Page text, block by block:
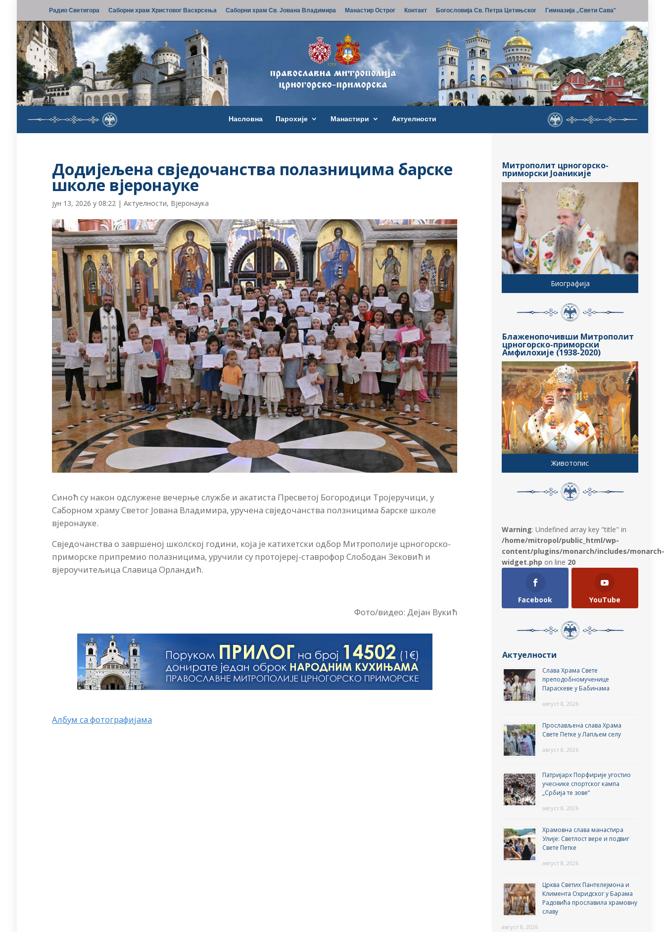
Радио Светигора Саборни храм Христовог Васкрсења Саборни храм Св. Јована Владимира Манастир Острог Контакт Богословија Св. Петра Цетињског Гимназија „Свети Сава“
Насловна Парохије Манастири Актуелности
Додијељена свједочанства полазницима барске
школе вјеронауке
јун 13, 2026 у 08:22 |Актуелности, Вјеронаука
Синоћ су након одслужене вечерње службе и акатиста Пресветој Богородици Тројеручици, у
Саборном храму Светог Јована Владимира, уручена свједочанства ползницима барске школе
вјеронауке.
Свједочанства о завршеној школској години, која је катихетски одбор Митрополије црногорско-
приморске припремио полазницима, уручили су протојереј-ставрофор Слободан Зековић и
вјероучитељица Славица Орландић.
Фото/видео: Дејан Вукић
Албум са фотографијама
Митрополит црногорско-
приморски Јоаникије
Биографија
Блаженопочивши Митрополит
црногорско-приморски
Амфилохије (1938-2020)
Животопис
Warning: Undefined array key "title" in
/home/mitropol/public_html/wp-
content/plugins/monarch/includes/monarch-
widget.php on line 20
Facebook YouTube
Актуелности
Слава Храма Свете
преподобномученице
Параскеве у Бабинама
август 8, 2026
Прослављена слава Храма
Свете Петке у Лапљем селу
август 8, 2026
Патријарх Порфирије угостио
учеснике спортског кампа
„Србија те зове“
август 8, 2026
Храмовна слава манастира
Улије: Светлост вере и подвиг
Свете Петке
август 8, 2026
Црква Светих Пантелејмона и
Климента Охридског у Барама
Радовића прославила храмовну
славу
август 8, 2026